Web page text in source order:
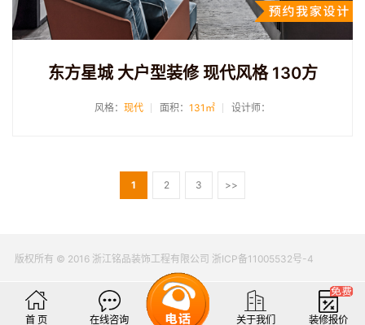
东方星城 大户型装修 现代风格 130方
风格： 现代 面积： 131㎡ 设计师：
1 2 3 >>
版权所有 © 2016 浙江铭品装饰工程有限公司 浙ICP备11005532号-4
首 页 在线咨询 关于我们 装修报价